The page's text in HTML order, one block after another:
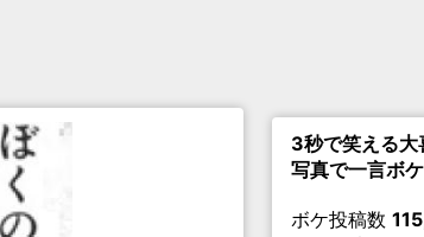
3秒で笑える大
写真で一言ボ
ボケ投稿数